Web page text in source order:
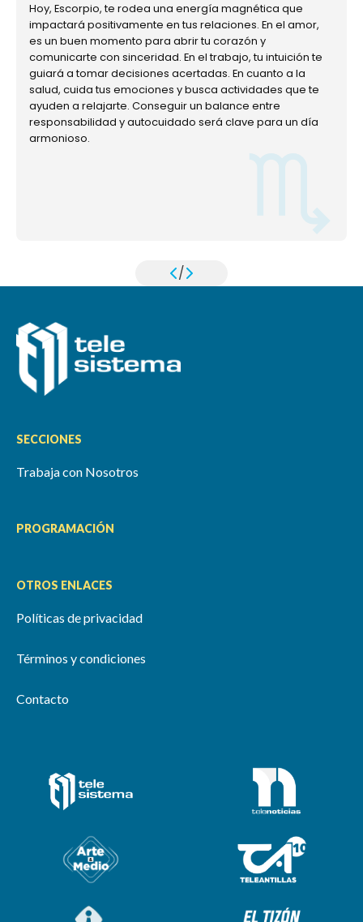
Hoy, Escorpio, te rodea una energía magnética que
impactará positivamente en tus relaciones. En el amor,
es un buen momento para abrir tu corazón y
comunicarte con sinceridad. En el trabajo, tu intuición te
guiará a tomar decisiones acertadas. En cuanto a la
salud, cuida tus emociones y busca actividades que te
ayuden a relajarte. Conseguir un balance entre
responsabilidad y autocuidado será clave para un día
armonioso.
/
SECCIONES
Trabaja con Nosotros
PROGRAMACIÓN
OTROS ENLACES
Políticas de privacidad
Términos y condiciones
Contacto